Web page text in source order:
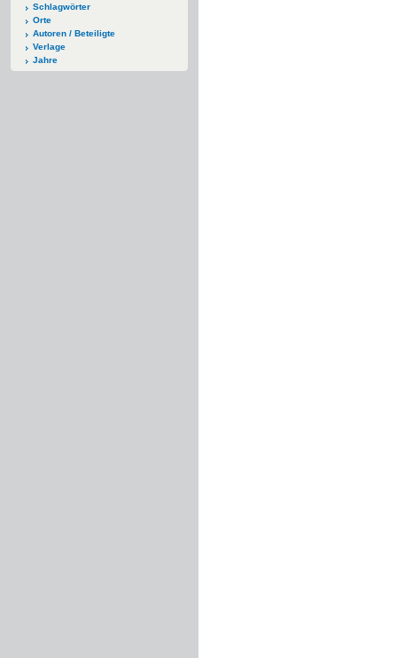
Schlagwörter
Orte
Autoren / Beteiligte
Verlage
Jahre